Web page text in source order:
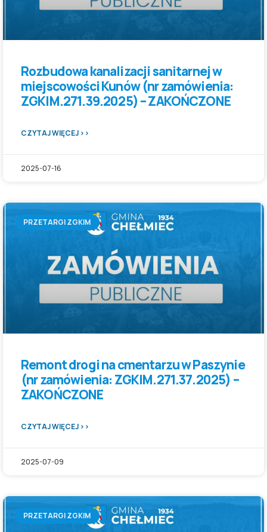
Rozbudowa kanalizacji sanitarnej w
miejscowości Kunów (nr zamówienia:
ZGKIM.271.39.2025) – ZAKOŃCZONE
CZYTAJ WIĘCEJ >>
2025-07-16
PRZETARGI ZGKIM
Remont drogi na cmentarzu w Paszynie
(nr zamówienia: ZGKIM.271.37.2025) –
ZAKOŃCZONE
CZYTAJ WIĘCEJ >>
2025-07-09
PRZETARGI ZGKIM